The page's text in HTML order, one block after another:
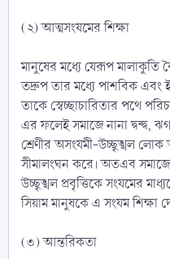
(২) আত্মসংযমের শিক্ষা
মানুষের মধ্যে যেরূপ মালাকুতি
তদ্রুপ তার মধ্যে পাশবিক এবং
তাকে স্বেচ্ছাচারিতার পথে
এর ফলেই সমাজে নানা দ্বন্দ্ব,
শ্রেণীর অসংযমী-উচ্ছৃঙ্খল
সীমালংঘন করে। অতএব সমাজে
উচ্ছৃঙ্খল প্রবৃত্তিকে সংযমের
সিয়াম মানুষকে এ সংযম শিক্ষা
(৩) আন্তরিকতা